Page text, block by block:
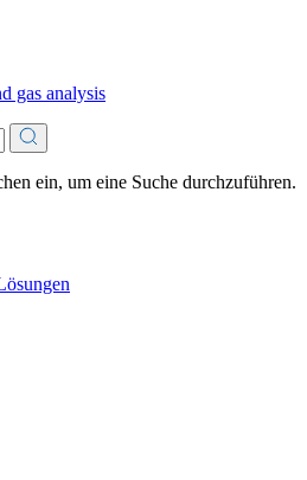
gas analysis
ein, um eine Suche durchzuführen.